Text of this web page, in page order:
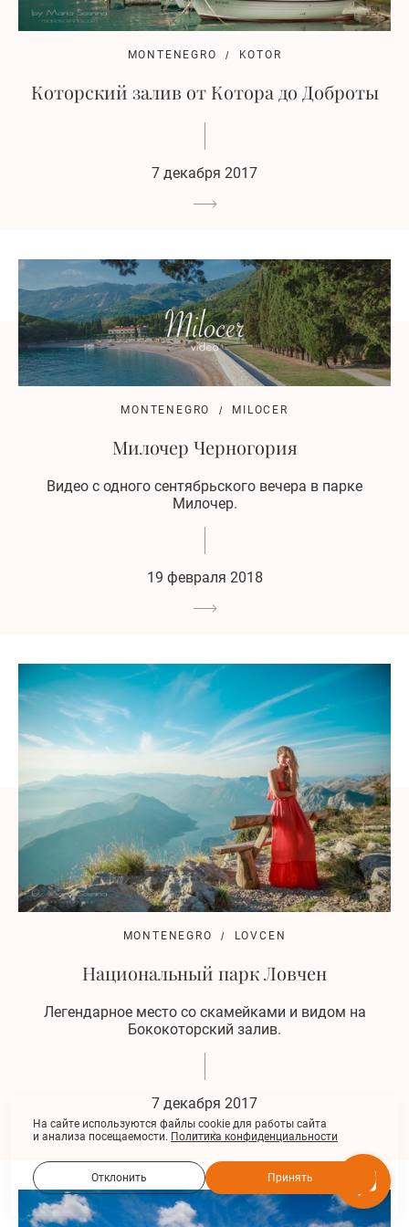
MONTENEGRO KOTOR
Которский залив от Котора до Доброты
7 декабря 2017
MONTENEGRO MILOCER
Милочер Черногория
Видео с одного сентябрьского вечера в парке
Милочер.
19 февраля 2018
MONTENEGRO LOVCEN
Национальный парк Ловчен
Легендарное место со скамейками и видом на
Бококоторский залив.
7 декабря 2017
На сайте используются файлы cookie для работы сайта
и анализа посещаемости. Политика конфиденциальности
Отклонить Принять